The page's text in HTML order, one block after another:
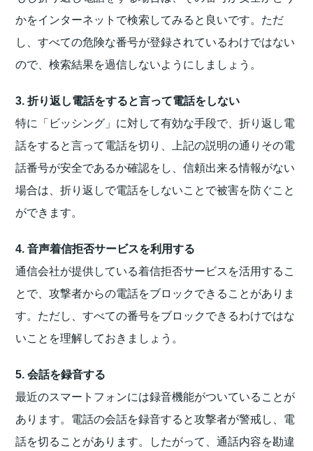
かをインターネットで検索してみると良いです。ただ
し、すべての危険な番号が登録されているわけではない
ので、検索結果を過信しないようにしましょう。
3. 折り返し電話をすると言って電話をしない
特に「ビッシング」に対して有効な手段で、折り返し電
話をすると言って電話を切り、上記の説明の通りその電
話番号が安全であるか確認をし、信頼出来る情報がない
場合は、折り返しで電話をしないことで被害を防ぐこと
ができます。
4. 音声着信拒否サービスを利用する
通信会社が提供している着信拒否サービスを活用するこ
とで、攻撃者からの電話をブロックできることがありま
す。ただし、すべての番号をブロックできるわけではな
いことを理解しておきましょう。
5. 会話を録音する
最近のスマートフォンには録音機能がついていることが
あります。電話の会話を録音すると攻撃者が警戒し、電
話を切ることがあります。したがって、通話内容を勘違